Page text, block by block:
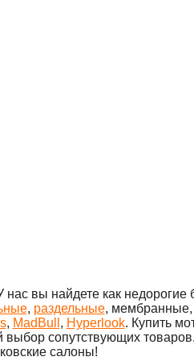
вы найдете как
, раздельные, мембранные,
, MadBull , Hyperlook. Купить
выбор сопутствующих
салоны!